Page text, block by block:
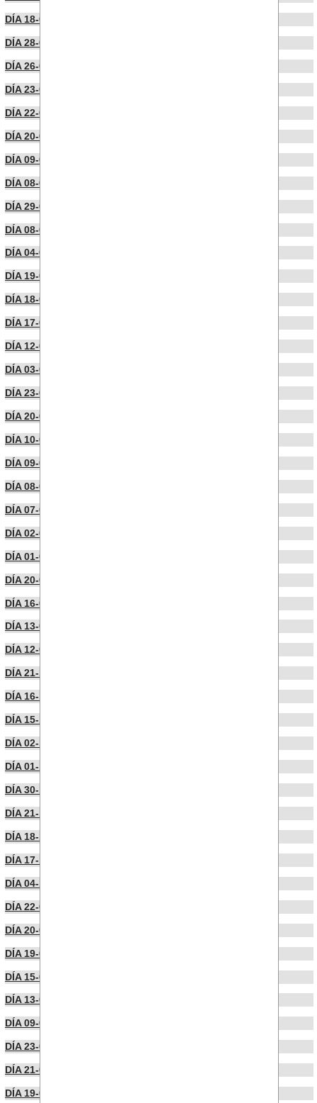
DÍA 18-09-2023
DÍA 28-06-2023
DÍA 26-06-2023
DÍA 23-06-2023
DÍA 22-06-2023
DÍA 20-06-2023
DÍA 09-06-2023
DÍA 08-06-2023
DÍA 29-05-2023
DÍA 08-05-2023
DÍA 04-05-2023
DÍA 19-04-2023
DÍA 18-04-2023
DÍA 17-04-2023
DÍA 12-04-2023
DÍA 03-04-2023
DÍA 23-03-2023
DÍA 20-03-2023
DÍA 10-03-2023
DÍA 09-03-2023
DÍA 08-03-2023
DÍA 07-02-2023
DÍA 02-02-2023
DÍA 01-02-2023
DÍA 20-01-2023
DÍA 16-01-2023
DÍA 13-01-2023
DÍA 12-01-2023
DÍA 21-12-2022
DÍA 16-12-2022
DÍA 15-12-2022
DÍA 02-12-2022
DÍA 01-12-2022
DÍA 30-11-2022
DÍA 21-11-2022
DÍA 18-11-2022
DÍA 17-10-2022
DÍA 04-10-2022
DÍA 22-09-2022
DÍA 20-09-2022
DÍA 19-09-2022
DÍA 15-09-2022
DÍA 13-09-2022
DÍA 09-09-2022
DÍA 23-07-2022
DÍA 21-07-2022
DÍA 19-07-2022